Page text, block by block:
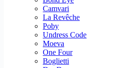
Camvari
La Revêche
Poby
Undress Code
Moeva
One Four
Boglietti